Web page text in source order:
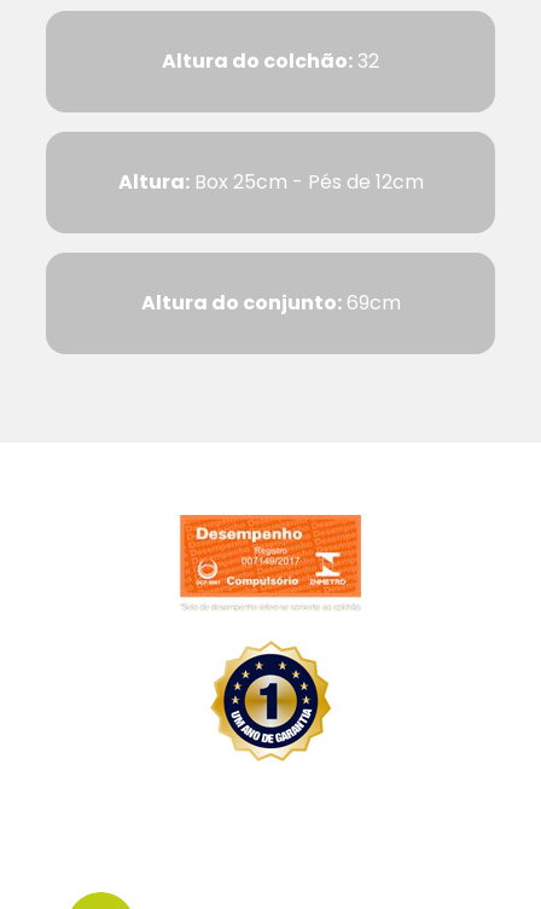
Altura do colchão: 32
Altura:Box 25cm - Pés de 12cm
Altura do conjunto:69cm